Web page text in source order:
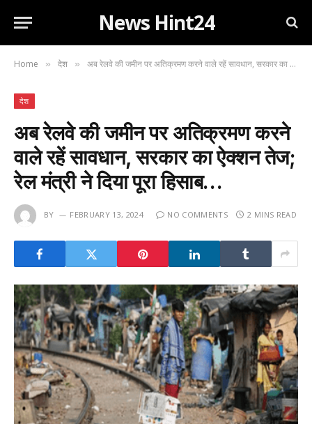
News Hint24
Home » देश » अब रेलवे की जमीन पर अतिक्रमण करने वाले रहें सावधान, सरकार का ऐक्शन तेज; रेल मंत्री ने दिया पूरा हिसाब…
देश
अब रेलवे की जमीन पर अतिक्रमण करने
वाले रहें सावधान, सरकार का ऐक्शन तेज;
रेल मंत्री ने दिया पूरा हिसाब…
BY FEBRUARY 13, 2024 NO COMMENTS 2 MINS READ